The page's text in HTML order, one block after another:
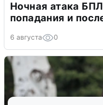
Ночная атака
попадания и
6 августа 0